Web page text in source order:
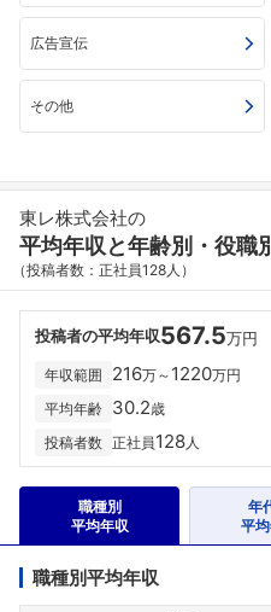
広告宣伝
その他
東レ株式会社の
平均年収と年齢別・役職
（投稿者数：正社員128人）
投稿者の平均年収567.5万円
年収範囲 216万～ 1220万円
平均年齢 30.2歳
投稿者数 正社員128人
職種別
平均年収
年
平
職種別平均年収